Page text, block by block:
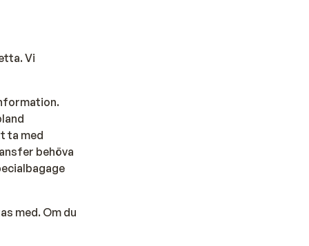
Vi
ta med
behöva
med. Om du